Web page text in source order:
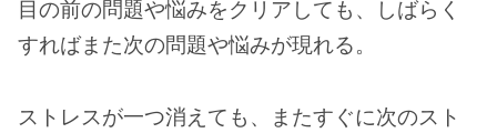
目の前の問題や悩みをクリアしても、しばらく
すればまた次の問題や悩みが現れる。
ストレスが一つ消えても、またすぐに次のスト